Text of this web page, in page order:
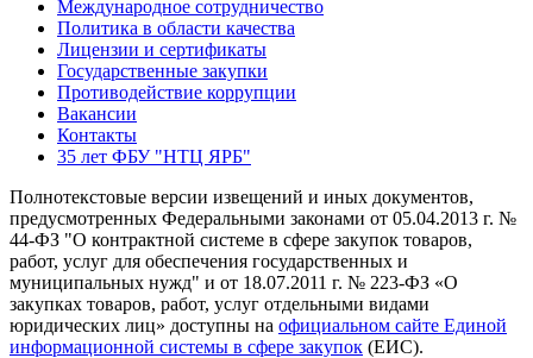
Международное сотрудничество
Политика в области качества
Лицензии и сертификаты
Государственные закупки
Противодействие коррупции
Вакансии
Контакты
35 лет ФБУ "НТЦ ЯРБ"
Полнотекстовые версии извещений и иных документов,
предусмотренных Федеральными законами от 05.04.2013 г. №
44-ФЗ "О контрактной системе в сфере закупок товаров,
работ, услуг для обеспечения государственных и
муниципальных нужд" и от 18.07.2011 г. № 223-ФЗ «О
закупках товаров, работ, услуг отдельными видами
юридических лиц» доступны на официальном сайте Единой
информационной системы в сфере закупок (ЕИС).